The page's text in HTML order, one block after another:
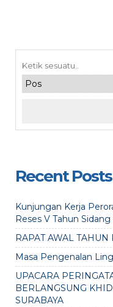
Recent Posts
Kunjungan Kerja
Reses V Tahun
RAPAT AWAL
Masa Pengenalan
UPACARA
BERLANGSUNG
SURABAYA